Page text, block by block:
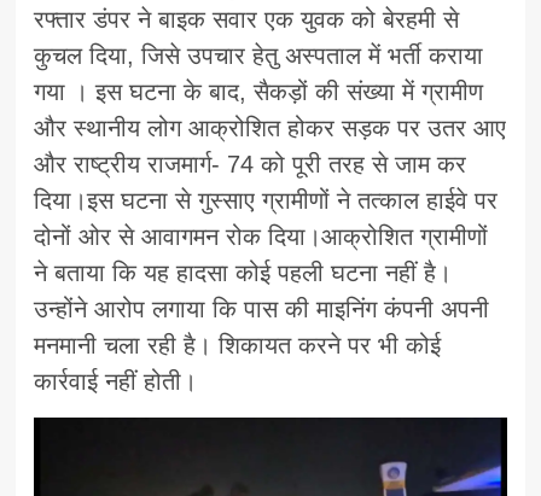
रफ्तार डंपर ने बाइक सवार एक युवक को बेरहमी से
कुचल दिया, जिसे उपचार हेतु अस्पताल में भर्ती कराया
गया । इस घटना के बाद, सैकड़ों की संख्या में ग्रामीण
और स्थानीय लोग आक्रोशित होकर सड़क पर उतर आए
और राष्ट्रीय राजमार्ग- 74 को पूरी तरह से जाम कर
दिया।इस घटना से गुस्साए ग्रामीणों ने तत्काल हाईवे पर
दोनों ओर से आवागमन रोक दिया।आक्रोशित ग्रामीणों
ने बताया कि यह हादसा कोई पहली घटना नहीं है।
उन्होंने आरोप लगाया कि पास की माइनिंग कंपनी अपनी
मनमानी चला रही है। शिकायत करने पर भी कोई
कार्रवाई नहीं होती।